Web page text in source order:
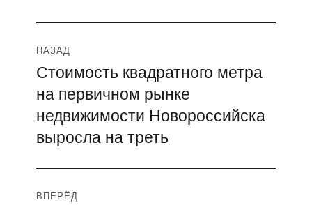
Навигация
по
записям
НАЗАД
Предыдущая
запись:
Стоимость квадратного метра
на первичном рынке
недвижимости Новороссийска
выросла на треть
ВПЕРЁД